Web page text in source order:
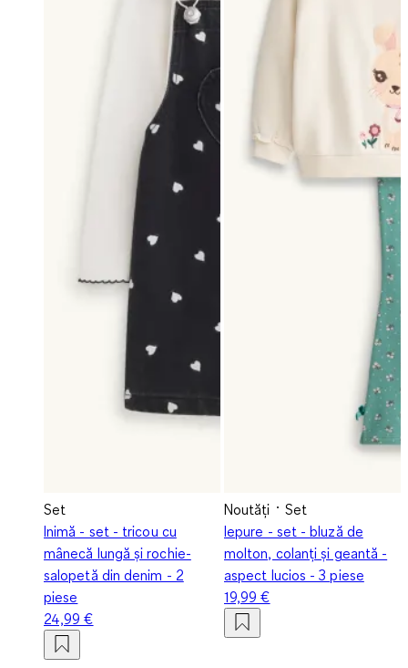
Set
Inimă - set - tricou cu
mânecă lungă și rochie-
salopetă din denim - 2
piese
24,99 €
Noutăți
Set
Iepure - set - bluză de
molton, colanți și geantă -
aspect lucios - 3 piese
19,99 €